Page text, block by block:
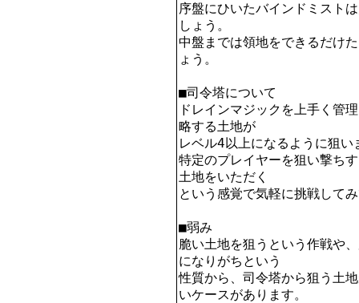
序盤にひいたバインドミスト
しょう。
中盤までは領地をできるだけ
ょう。
■司令塔について
ドレインマジックを上手く管
略する土地が
レベル4以上になるように狙い
特定のプレイヤーを狙い撃ち
土地をいただく
という感覚で気軽に挑戦して
■弱み
脆い土地を狙うという作戦や
になりがちという
性質から、司令塔から狙う土
いケースがあります。